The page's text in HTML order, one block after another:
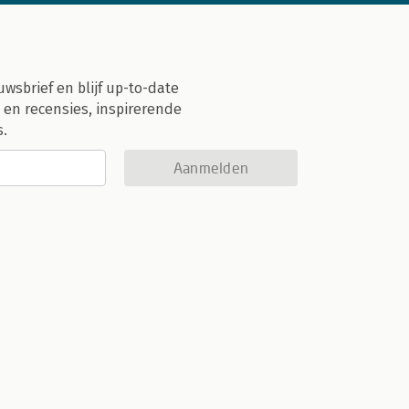
en blijf up-to-date
recensies, inspirerende
Aanmelden